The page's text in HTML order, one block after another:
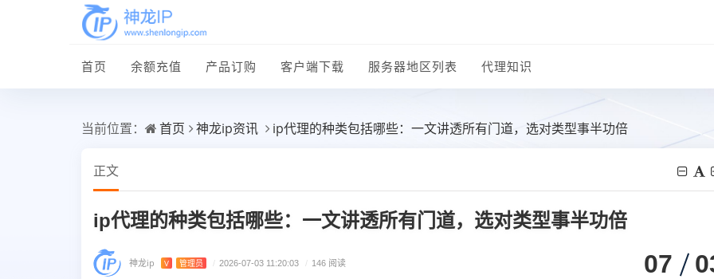
首页 余额充值 产品订购 客户端下载 服务器地区列表 代理知识
当前位置： 首页 神龙ip资讯 ip代理的种类包括哪些：一文讲透所有门道，选对类型事半功倍
正文
ip代理的种类包括哪些：一文讲透所有门道，选对类型事半功倍
神龙ip V 管理员 / 2026-07-03 11:20:03 / 146 阅读 07